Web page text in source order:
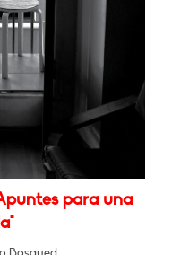
para una